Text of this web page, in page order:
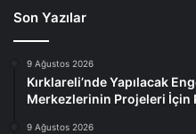
Son Yazılar
9 Ağustos 2026
Kırklareli’nde Yapılacak
Merkezlerinin Projeleri İçin
9 Ağustos 2026